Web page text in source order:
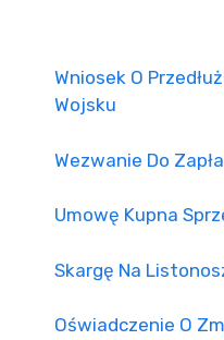
Wniosek O
Wojsku
Wezwanie Do
Umowę Kupna
Skargę Na
Oświadczenie O